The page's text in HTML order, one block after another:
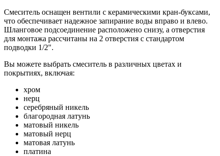
Смеситель оснащен вентили с керамическими кран-буксами,
что обеспечивает надежное запирание воды вправо и влево.
Шланговое подсоединение расположено снизу, а отверстия
для монтажа рассчитаны на 2 отверстия с стандартом
подводки 1/2".
Вы можете выбрать смеситель в различных цветах и
покрытиях, включая:
хром
нерц
серебряный никель
благородная латунь
матовый никель
матовый нерц
матовая латунь
платина